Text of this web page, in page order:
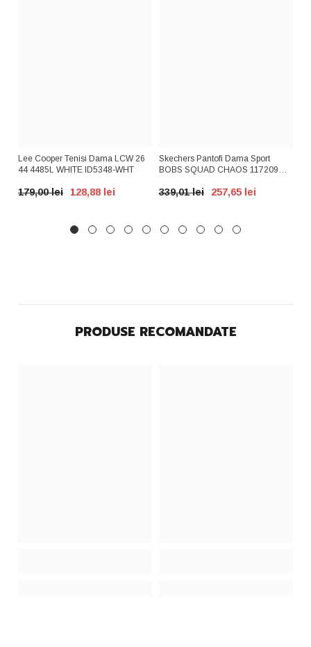
Lee Cooper Tenisi Dama LCW 26
44 4485L WHITE ID5348-WHT
179,00 lei 128,88 lei
Skechers Pantofi Dama Sport
BOBS SQUAD CHAOS 117209
339,01 lei 257,65 lei
PRODUSE RECOMANDATE